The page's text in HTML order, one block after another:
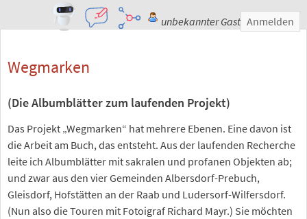
unbekannter Gast Anmelden
Wegmarken
(Die Albumblätter zum laufenden Projekt)
Das Projekt „Wegmarken“ hat mehrere Ebenen. Eine davon ist
die Arbeit am Buch, das entsteht. Aus der laufenden Recherche
leite ich Albumblätter mit sakralen und profanen Objekten ab;
und zwar aus den vier Gemeinden Albersdorf-Prebuch,
Gleisdorf, Hofstätten an der Raab und Ludersorf-Wilfersdorf.
(Nun also die Touren mit Fotoigraf Richard Mayr.) Sie möchten